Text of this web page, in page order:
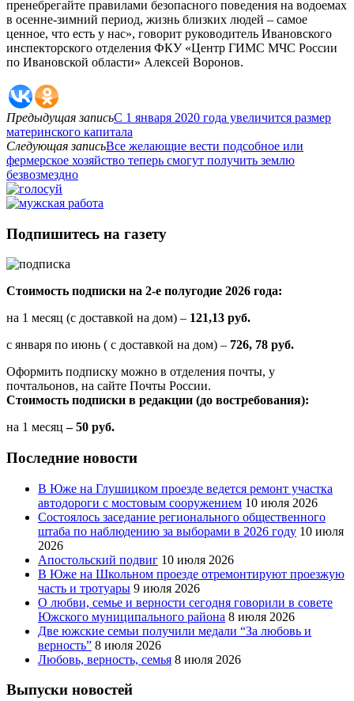
пренебрегайте правилами безопасного поведения на водоемах
в осенне-зимний период, жизнь близких людей – самое
ценное, что есть у нас», говорит руководитель Ивановского
инспекторского отделения ФКУ «Центр ГИМС МЧС России
по Ивановской области» Алексей Воронов.
Предыдущая записьС 1 января 2020 года увеличится размер
материнского капитала
Следующая записьВсе желающие вести подсобное или
фермерское хозяйство теперь смогут получить землю
безвозмездно
Подпишитесь на газету
Стоимость подписки на 2-е полугодие 2026 года:
на 1 месяц (с доставкой на дом) – 121,13 руб.
с января по июнь ( с доставкой на дом) – 726, 78 руб.
Оформить подписку можно в отделения почты, у
почтальонов, на сайте Почты России.
Стоимость подписки в редакции (до востребования):
на 1 месяц – 50 руб.
Последние новости
В Юже на Глушицком проезде ведется ремонт участка
автодороги с мостовым сооружением 10 июля 2026
Состоялось заседание регионального общественного
штаба по наблюдению за выборами в 2026 году 10 июля
2026
Апостольский подвиг 10 июля 2026
В Юже на Школьном проезде отремонтируют проезжую
часть и тротуары 9 июля 2026
О любви, семье и верности сегодня говорили в совете
Южского муниципального района 8 июля 2026
Две южские семьи получили медали “За любовь и
верность” 8 июля 2026
Любовь, верность, семья 8 июля 2026
Выпуски новостей